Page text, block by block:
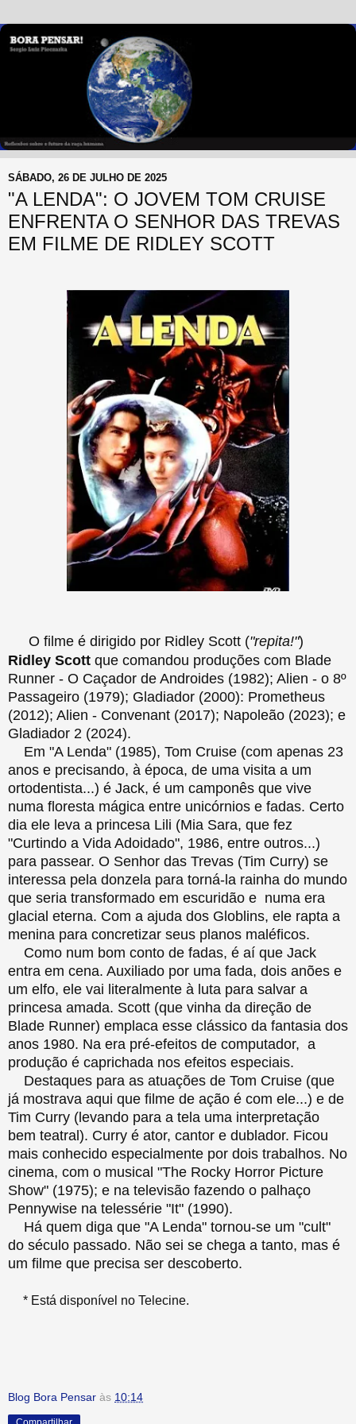
SÁBADO, 26 DE JULHO DE 2025
"A LENDA": O JOVEM TOM CRUISE
ENFRENTA O SENHOR DAS TREVAS
EM FILME DE RIDLEY SCOTT
O filme é dirigido por Ridley Scott ("repita!")
Ridley Scott que comandou produções com Blade
Runner - O Caçador de Androides (1982); Alien - o 8º
Passageiro (1979); Gladiador (2000): Prometheus
(2012); Alien - Convenant (2017); Napoleão (2023); e
Gladiador 2 (2024).
Em "A Lenda" (1985), Tom Cruise (com apenas 23
anos e precisando, à época, de uma visita a um
ortodentista...) é Jack, é um camponês que vive
numa floresta mágica entre unicórnios e fadas. Certo
dia ele leva a princesa Lili (Mia Sara, que fez
"Curtindo a Vida Adoidado", 1986, entre outros...)
para passear. O Senhor das Trevas (Tim Curry) se
interessa pela donzela para torná-la rainha do mundo
que seria transformado em escuridão e numa era
glacial eterna. Com a ajuda dos Globlins, ele rapta a
menina para concretizar seus planos maléficos.
Como num bom conto de fadas, é aí que Jack
entra em cena. Auxiliado por uma fada, dois anões e
um elfo, ele vai literalmente à luta para salvar a
princesa amada. Scott (que vinha da direção de
Blade Runner) emplaca esse clássico da fantasia dos
anos 1980. Na era pré-efeitos de computador, a
produção é caprichada nos efeitos especiais.
Destaques para as atuações de Tom Cruise (que
já mostrava aqui que filme de ação é com ele...) e de
Tim Curry (levando para a tela uma interpretação
bem teatral). Curry é ator, cantor e dublador. Ficou
mais conhecido especialmente por dois trabalhos. No
cinema, com o musical "The Rocky Horror Picture
Show" (1975); e na televisão fazendo o palhaço
Pennywise na telessérie "It" (1990).
Há quem diga que "A Lenda" tornou-se um "cult"
do século passado. Não sei se chega a tanto, mas é
um filme que precisa ser descoberto.
* Está disponível no Telecine.
Blog Bora Pensar às 10:14